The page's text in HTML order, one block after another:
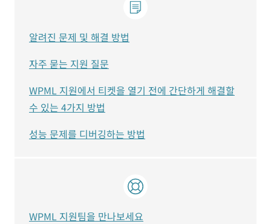
알려진 문제 및 해결 방법
자주 묻는 지원 질문
WPML 지원에서 티켓을 열기 전에 간단하게 해결할
수 있는 4가지 방법
성능 문제를 디버깅하는 방법
WPML 지원팀을 만나보세요